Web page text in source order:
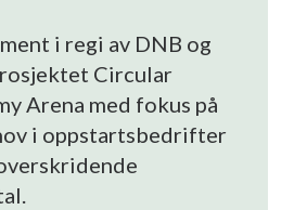
i regi av DNB og
Circular
Arena med fokus på
i oppstartsbedrifter